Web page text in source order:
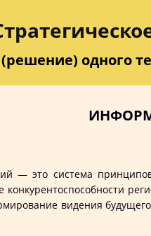
одного
— это система
видения